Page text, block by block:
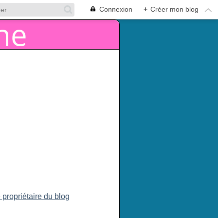
Connexion + Créer mon blog
propriétaire du blog